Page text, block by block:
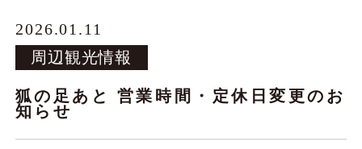
2026.01.11
周辺観光情報
狐の足あと 営業時間・定休日変更のお
知らせ